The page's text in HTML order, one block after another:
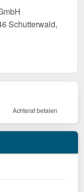
Schutterwald,
Achteraf betalen